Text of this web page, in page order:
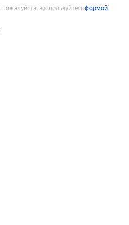
воспользуйтесьформой